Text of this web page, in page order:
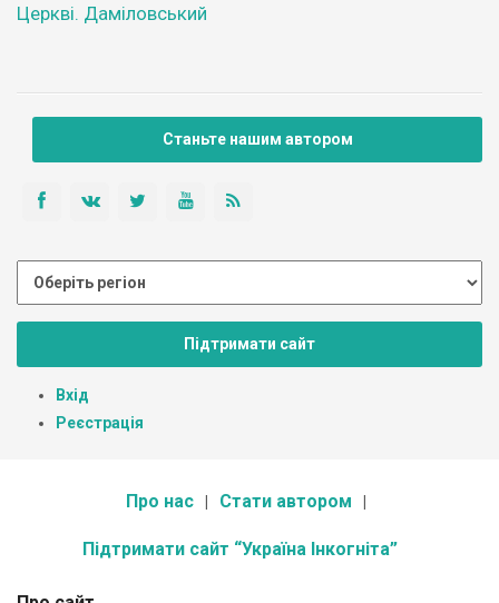
Церкві. Даміловський
Станьте нашим автором
Підтримати сайт
Вхід
Реєстрація
Про нас Стати автором
Підтримати сайт “Україна Інкогніта”